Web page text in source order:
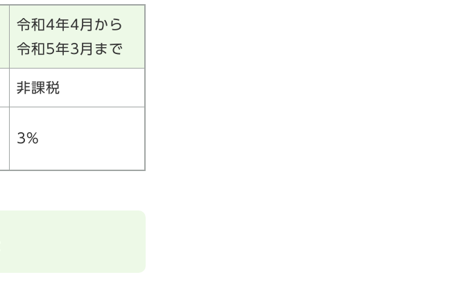
令和4年4月から
令和5年3月まで
非課税
3%